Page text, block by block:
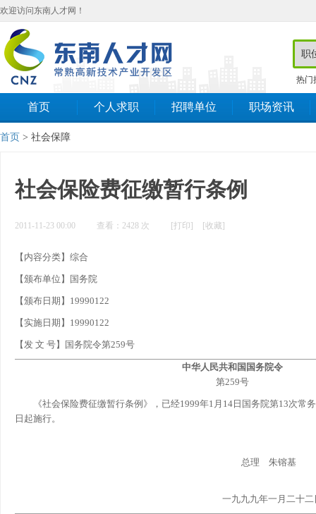
欢迎访问东南人才网！
热门
首页 个人求职 招聘单位 职场资讯
首页 > 社会保障
社会保险费征缴暂行条例
2011-11-23 00:00 查看： 2428 次 [打印] [收藏]
【内容分类】综合
【颁布单位】国务院
【颁布日期】19990122
【实施日期】19990122
【发 文 号】国务院令第259号
中华人民共和国国务院令
第259号
《社会保险费征缴暂行条例》，已经1999年1月14日国务院第13次常
日起施行。
总理 朱镕基
一九九九年一月二十二